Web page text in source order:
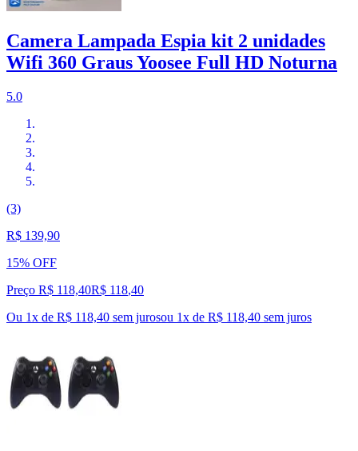
Camera Lampada Espia kit 2 unidades
Wifi 360 Graus Yoosee Full HD Noturna
5.0
(3)
R$ 139,90
15% OFF
Preço R$ 118,40R$ 118,40
Ou 1x de R$ 118,40 sem jurosou 1x de R$ 118,40 sem juros